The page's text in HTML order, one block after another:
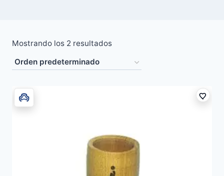
Mostrando los 2 resultados